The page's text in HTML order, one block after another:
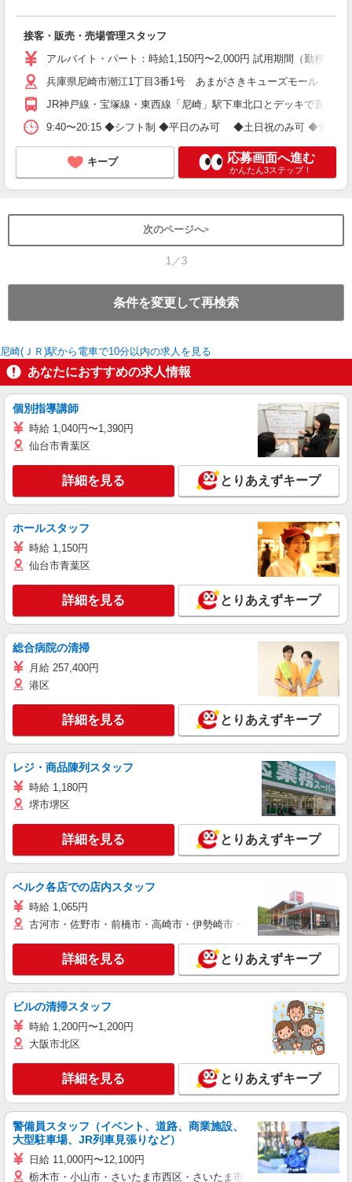
接客・販売・売場管理スタッフ
アルバイト・パート：時給1,150円〜2,000円 試用期間（勤務90日
兵庫県尼崎市潮江1丁目3番1号 あまがさきキューズモール 本館
JR神戸線・宝塚線・東西線「尼崎」駅下車北口とデッキで直結
9:40〜20:15 ◆シフト制 ◆平日のみ可 ◆土日祝のみ可 ◆週2日
キープ 応募画面へ進む
かんたん3ステップ！
次のページへ
1／3
条件を変更して再検索
尼崎(ＪＲ)駅から電車で10分以内の求人を見る
あなたにおすすめの求人情報
個別指導講師
時給 1,040円〜1,390円
仙台市青葉区
詳細を見る とりあえずキープ
ホールスタッフ
時給 1,150円
仙台市青葉区
詳細を見る とりあえずキープ
総合病院の清掃
月給 257,400円
港区
詳細を見る とりあえずキープ
レジ・商品陳列スタッフ
時給 1,180円
堺市堺区
詳細を見る とりあえずキープ
ベルク各店での店内スタッフ
時給 1,065円
古河市・佐野市・前橋市・高崎市・伊勢崎市・太田市・館林市・藤
詳細を見る とりあえずキープ
ビルの清掃スタッフ
時給 1,200円〜1,200円
大阪市北区
詳細を見る とりあえずキープ
警備員スタッフ（イベント、道路、商業施設、
大型駐車場、JR列車見張りなど）
日給 11,000円〜12,100円
栃木市・小山市・さいたま市西区・さいたま市岩槻区・久喜市・蓮田